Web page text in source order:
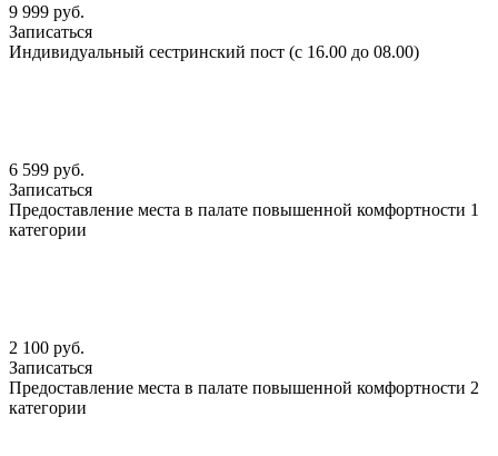
9 999 руб.
Записаться
Индивидуальный сестринский пост (с 16.00 до 08.00)
6 599 руб.
Записаться
Предоставление места в палате повышенной комфортности 1
категории
2 100 руб.
Записаться
Предоставление места в палате повышенной комфортности 2
категории